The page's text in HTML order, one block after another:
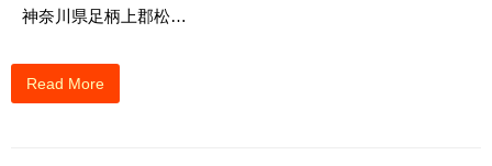
神奈川県足柄上郡松…
Read More